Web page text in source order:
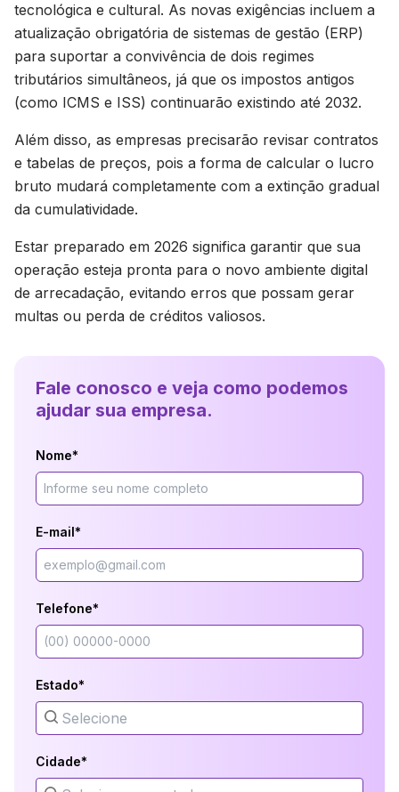
tecnológica e cultural. As novas exigências incluem a
atualização obrigatória de sistemas de gestão (ERP)
para suportar a convivência de dois regimes
tributários simultâneos, já que os impostos antigos
(como ICMS e ISS) continuarão existindo até 2032.
Além disso, as empresas precisarão revisar contratos
e tabelas de preços, pois a forma de calcular o lucro
bruto mudará completamente com a extinção gradual
da cumulatividade.
Estar preparado em 2026 significa garantir que sua
operação esteja pronta para o novo ambiente digital
de arrecadação, evitando erros que possam gerar
multas ou perda de créditos valiosos.
Fale conosco e veja como podemos
ajudar sua empresa.
Nome*
E-mail*
Telefone*
Estado*
Cidade*